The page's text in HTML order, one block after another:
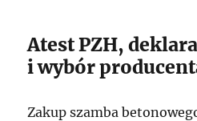
Atest PZH,
i wybór
Zakup szamba